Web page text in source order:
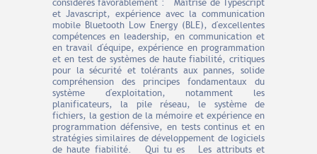
considérés favorablement : Maîtrise de Typescript
et Javascript, expérience avec la communication
mobile Bluetooth Low Energy (BLE), d'excellentes
compétences en leadership, en communication et
en travail d'équipe, expérience en programmation
et en test de systèmes de haute fiabilité, critiques
pour la sécurité et tolérants aux pannes, solide
compréhension des principes fondamentaux du
système d'exploitation, notamment les
planificateurs, la pile réseau, le système de
fichiers, la gestion de la mémoire et expérience en
programmation défensive, en tests continus et en
stratégies similaires de développement de logiciels
de haute fiabilité. Qui tu es Les attributs et